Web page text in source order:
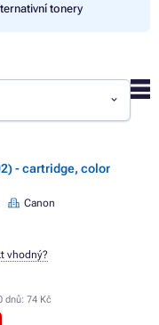
tonery
- cartridge, color
Canon
dnů: 74 Kč
vhodný?